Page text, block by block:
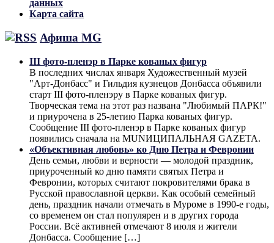
данных
Карта сайта
Афиша MG
III фото-пленэр в Парке кованых фигур
В последних числах января Художественный музей
"Арт-Донбасс" и Гильдия кузнецов Донбасса объявили
старт III фото-пленэру в Парке кованых фигур.
Творческая тема на этот раз названа "Любимый ПАРК!"
и приурочена в 25-летию Парка кованых фигур.
Сообщение III фото-пленэр в Парке кованых фигур
появились сначала на MUNИЦИПАЛЬНАЯ GAZЕТА.
«Объективная любовь» ко Дню Петра и Февронии
День семьи, любви и верности — молодой праздник,
приуроченный ко дню памяти святых Петра и
Февронии, которых считают покровителями брака в
Русской православной церкви. Как особый семейный
день, праздник начали отмечать в Муроме в 1990-е годы,
со временем он стал популярен и в других города
России. Всё активней отмечают 8 июля и жители
Донбасса. Сообщение […]